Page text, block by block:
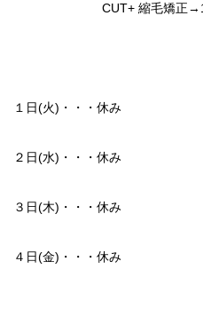
CUT+ 縮毛矯正
１日(火)・・・休み
２日(水)・・・休み
３日(木)・・・休み
４日(金)・・・休み